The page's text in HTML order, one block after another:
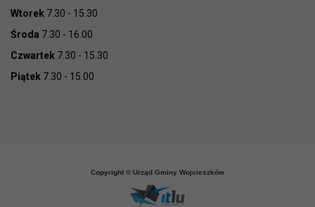
Wtorek 7.30 - 15.30
Środa 7.30 - 16.00
Czwartek 7.30 - 15.30
Piątek 7.30 - 15.00
Copyright © Urząd Gminy Wojcieszków